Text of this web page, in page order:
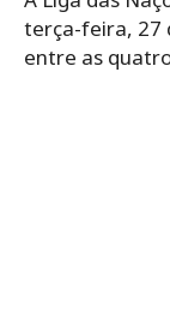
terça-feira, 27
entre as